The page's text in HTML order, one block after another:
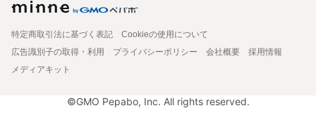
特定商取引法に基づく表記
Cookieの使用について
広告識別子の取得・利用
プライバシーポリシー 会社概要
採用情報
メディアキット
©GMO Pepabo, Inc. All rights reserved.